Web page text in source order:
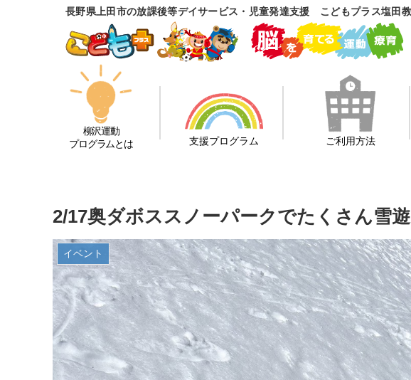
長野県上田市の放課後等デイサービス・児童発達支援 こどもプラス塩田
柳沢運動
プログラムとは
支援プログラム ご利用方法
2/17奥ダボススノーパークでたくさん雪
イベント